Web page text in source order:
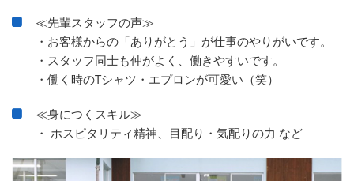
≪先輩スタッフの声≫
・お客様からの「ありがとう」が仕事のやりがいです。
・スタッフ同士も仲がよく、働きやすいです。
・働く時のTシャツ・エプロンが可愛い（笑）
≪身につくスキル≫
・ ホスピタリティ精神、目配り・気配りの力 など